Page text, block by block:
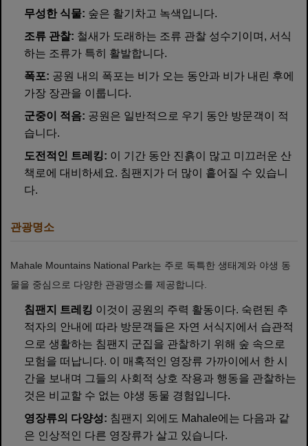
무성한 식물: 숲은 활기차고 녹색입니다.
조류 관찰: 철새가 도래하는 조류 관찰 성수기이며, 서식
하는 조류가 특히 활발합니다.
폭포: 공원 내의 폭포는 비가 오는 동안과 비가 내린 후에
가장 장관을 이룹니다.
군중이 적음: 공원은 일반적으로 우기 동안 방문객이 적
습니다.
도전적인 트레킹: 이 기간 동안 진흙이 많고 미끄러운 산
책로에 대비하세요. 침팬지가 더 많이 흩어질 수 있습니
다.
관광명소
Mahale Mountains National Park는 주로 독특한 생태계와 야생 동
물을 중심으로 다양한 관광명소를 제공합니다.
침팬지 트레킹 이것이 공원의 주력 활동이다. 숙련된 추
적자의 안내에 따라 방문객들은 자연 서식지에서 습관적
으로 생활하는 침팬지 군집을 관찰하기 위해 숲 속으로
모험을 떠납니다. 이 매혹적인 영장류 가까이에서 한 시
간을 보내며 그들의 사회적 상호 작용과 행동을 관찰하는
것은 비교할 수 없는 야생 동물 경험입니다.
영장류의 다양성: 침팬지 외에도 Mahale에는 다음과 같
은 인상적인 다른 영장류가 살고 있습니다.